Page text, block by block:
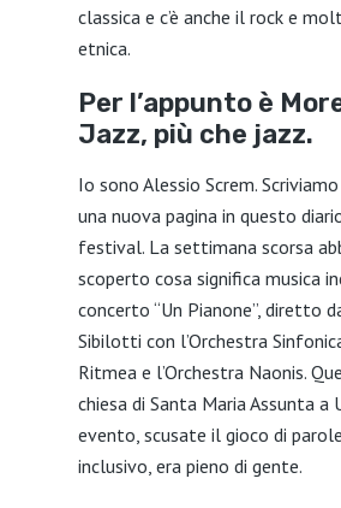
classica e c’è anche il rock e
etnica.
Per l’appunto è
Jazz, più che jazz.
Io sono Alessio Screm.
una nuova pagina in questo
festival. La settimana scorsa
scoperto cosa significa musica
concerto “Un Pianone”, diretto
Sibilotti con l’Orchestra
Ritmea e l’Orchestra Naonis.
chiesa di Santa Maria Assunta a
evento, scusate il gioco di
inclusivo, era pieno di gente.